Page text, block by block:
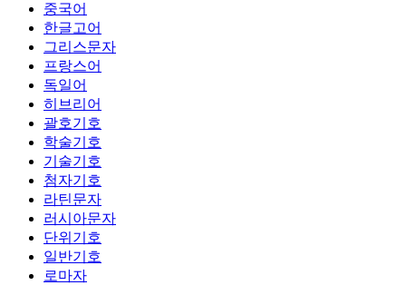
중국어
한글고어
그리스문자
프랑스어
독일어
히브리어
괄호기호
학술기호
기술기호
첨자기호
라틴문자
러시아문자
단위기호
일반기호
로마자